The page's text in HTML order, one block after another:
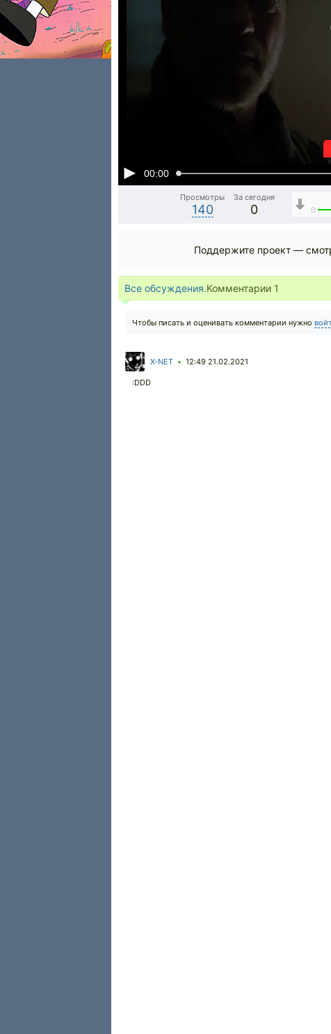
00:00
Просмотры
140
За сегодня
0 0
Поддержите проект —
Все обсуждения.Комментарии 1
Чтобы писать и оценивать комментарии нужно
X-NET • 12:49 21.02.2021
:DDD